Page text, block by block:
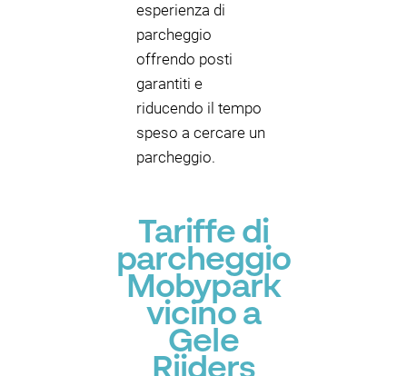
esperienza di
parcheggio
offrendo posti
garantiti e
riducendo il tempo
speso a cercare un
parcheggio.
Tariffe di
parcheggio
Mobypark
vicino a
Gele